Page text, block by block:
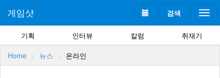
검색
게임샷
기획 인터뷰 칼럼 취재기
Home 뉴스 온라인